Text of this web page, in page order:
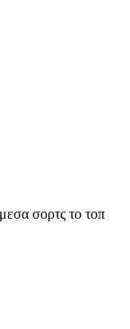
σορτς το τοπ